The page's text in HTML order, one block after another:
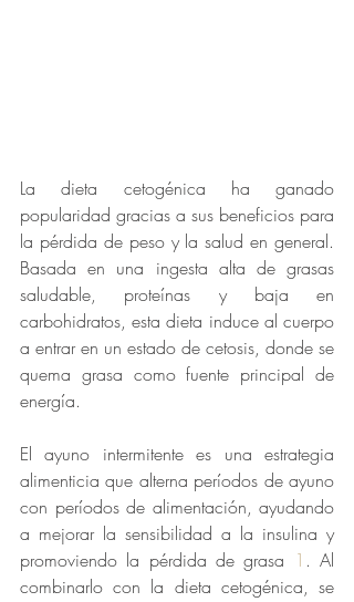
La dieta cetogénica ha ganado
popularidad gracias a sus beneficios para
la pérdida de peso y la salud en general.
Basada en una ingesta alta de grasas
saludable, proteínas y baja en
carbohidratos, esta dieta induce al cuerpo
a entrar en un estado de cetosis, donde se
quema grasa como fuente principal de
energía.
El ayuno intermitente es una estrategia
alimenticia que alterna períodos de ayuno
con períodos de alimentación, ayudando
a mejorar la sensibilidad a la insulina y
promoviendo la pérdida de grasa 1 . Al
combinarlo con la dieta cetogénica, se